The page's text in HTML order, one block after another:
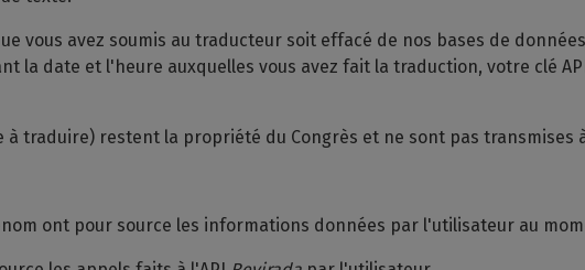
vous avez soumis au traducteur soit effacé de nos bases de
la date et l'heure auxquelles vous avez fait la traduction, votre clé
à traduire) restent la propriété du Congrès et ne sont pas transmises
ont pour source les informations données par l'utilisateur au